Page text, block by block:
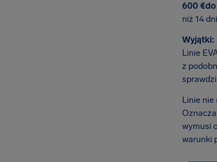
600 €do
niż 14
Wyjątki:
Linie
z
Linie nie
wymusi
warunki